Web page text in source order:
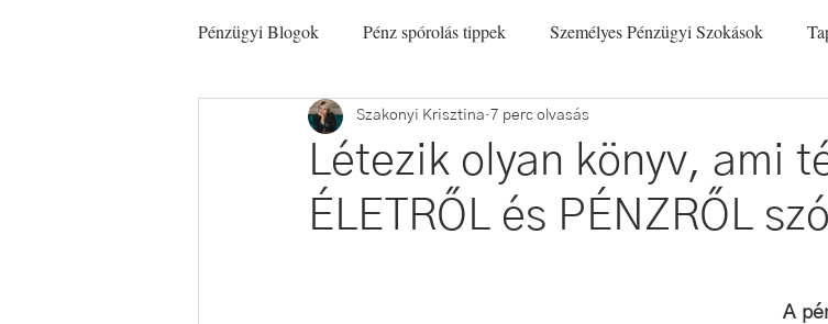
Pénzügyi Blogok Pénz spórolás tippek Személyes Pénzügyi Szokások
Coaching Nyaralás Olcsón Munkatapasztalatok és Pénzügyek
Befektetések Digitális Nomád
Létezik olyan könyv, ami
ÉLETRŐL és PÉNZRŐL
Szakonyi Krisztina 7 perc olvasás
A